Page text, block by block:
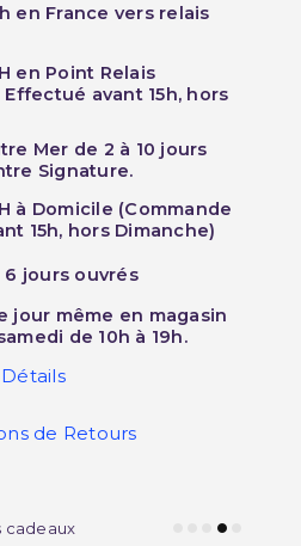
en France vers relais
en Point Relais
Effectué avant 15h, hors
Mer de 2 à 10 jours
Signature.
à Domicile (Commande
15h, hors Dimanche)
6 jours ouvrés
jour même en magasin
de 10h à 19h.
Détails
de Retours
cadeaux